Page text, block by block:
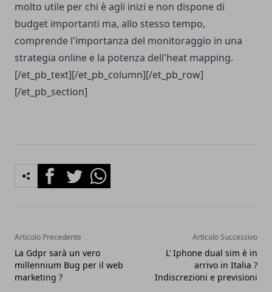
molto utile per chi è agli inizi e non dispone di
budget importanti ma, allo stesso tempo,
comprende l'importanza del monitoraggio in una
strategia online e la potenza dell'heat mapping.
[/et_pb_text][/et_pb_column][/et_pb_row]
[/et_pb_section]
FacebookTwitterWhatsapp
Articolo Precedente
La Gdpr sarà un vero
millennium Bug per il web
marketing ?
Articolo Successivo
L’ Iphone dual sim è in
arrivo in Italia ?
Indiscrezioni e previsioni